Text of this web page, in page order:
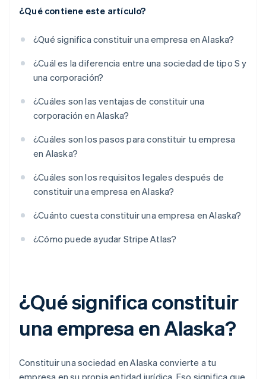
¿Qué contiene este artículo?
¿Qué significa constituir una empresa en Alaska?
¿Cuál es la diferencia entre una sociedad de tipo S y
una corporación?
¿Cuáles son las ventajas de constituir una
corporación en Alaska?
¿Cuáles son los pasos para constituir tu empresa
en Alaska?
¿Cuáles son los requisitos legales después de
constituir una empresa en Alaska?
¿Cuánto cuesta constituir una empresa en Alaska?
¿Cómo puede ayudar Stripe Atlas?
¿Qué significa constituir
una empresa en Alaska?
Constituir una sociedad en Alaska convierte a tu